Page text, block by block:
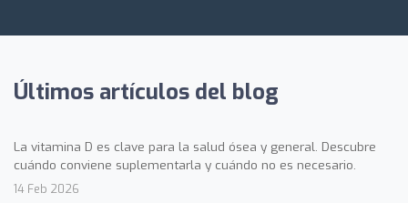
Últimos artículos del blog
La vitamina D es clave para la salud ósea y general. Descubre
cuándo conviene suplementarla y cuándo no es necesario.
14 Feb 2026